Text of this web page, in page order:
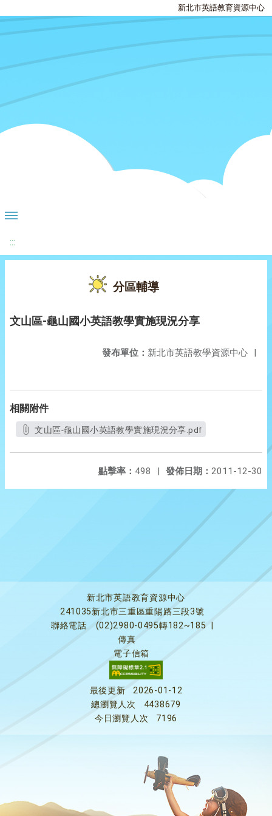
新北市英語教育資源中心
:::
分區輔導
文山區-龜山國小英語教學實施現況分享
發布單位： 新北市英語教學資源中心 |
相關附件
文山區-龜山國小英語教學實施現況分享.pdf
發佈日期： 2011-12-30
點擊率： 498 |
新北市英語教育資源中心
241035新北市三重區重陽路三段3號
聯絡電話
(02)2980-0495轉182~185
傳真
電子信箱
最後更新
2026-01-12
總瀏覽人次
4438679
今日瀏覽人次
7196